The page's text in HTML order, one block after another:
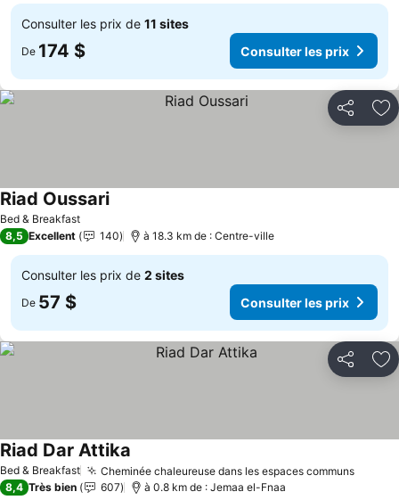
Consulter les prix de 11 sites
De 174 $ Consulter les prix
Partager
Bed & Breakfast
Riad Oussari
8,5 Excellent 140 à 18.3 km de : Centre-ville
Consulter les prix de 2 sites
De 57 $ Consulter les prix
Partager
Bed & Breakfast Cheminée chaleureuse dans les espaces communs
Riad Dar Attika
8,4 Très bien 607 à 0.8 km de : Jemaa el-Fnaa